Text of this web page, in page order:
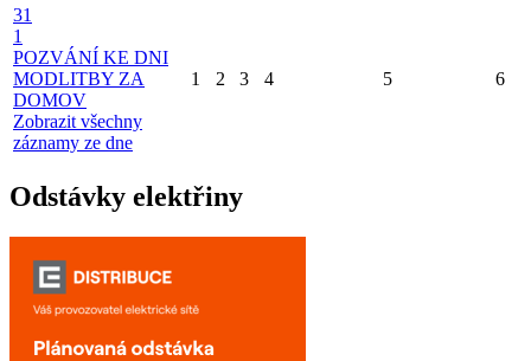
31
1
POZVÁNÍ KE DNI
MODLITBY ZA
DOMOV
Zobrazit všechny
záznamy ze dne
1 2 3 4 5 6
Odstávky elektřiny